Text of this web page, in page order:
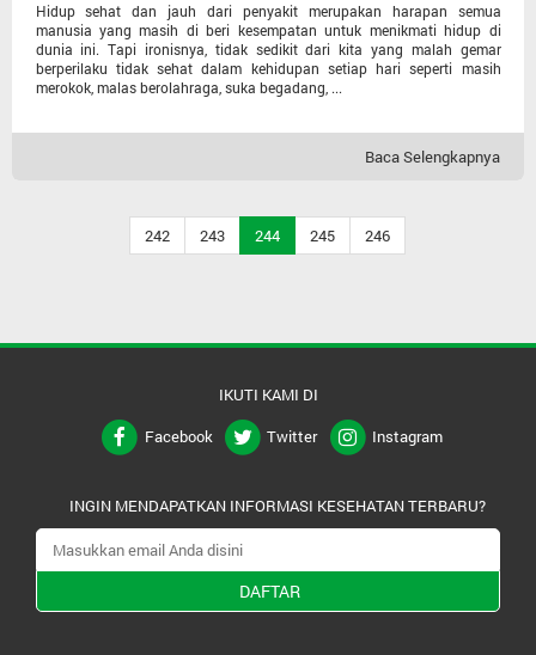
Hidup sehat dan jauh dari penyakit merupakan harapan semua
manusia yang masih di beri kesempatan untuk menikmati hidup di
dunia ini. Tapi ironisnya, tidak sedikit dari kita yang malah gemar
berperilaku tidak sehat dalam kehidupan setiap hari seperti masih
merokok, malas berolahraga, suka begadang, ...
Baca Selengkapnya
242 243 244 245 246
IKUTI KAMI DI
Facebook
Twitter Instagram
INGIN MENDAPATKAN INFORMASI KESEHATAN TERBARU?
DAFTAR